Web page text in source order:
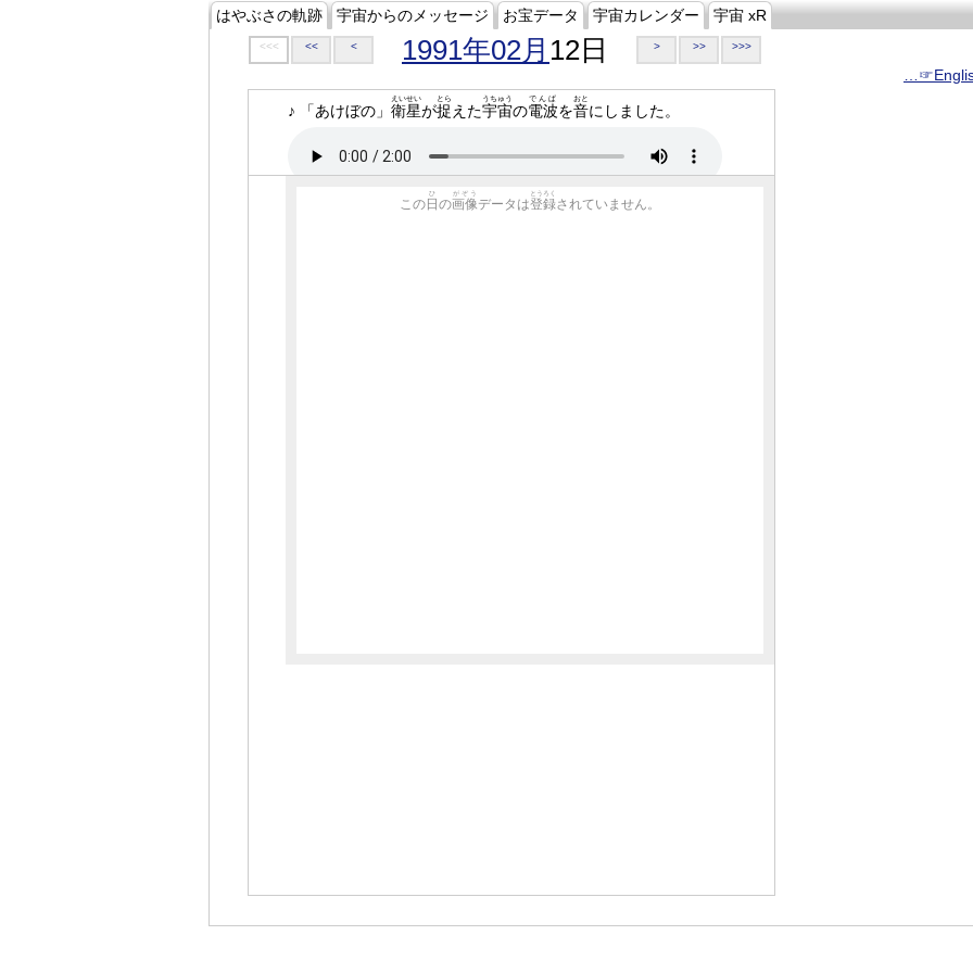
はやぶさの軌跡 宇宙からのメッセージ お宝データ 宇宙カレンダー 宇宙 xR
<<< << < 1991年02月 12日 > >> >>>
♪ 「あけぼの」 衛星
えいせい
が捉
とら
えた宇宙
うちゅう
の電波
でんぱ
を音
おと
にしました。
この 日
ひ
の画像
がぞう
データは登録
とうろく
されていません。